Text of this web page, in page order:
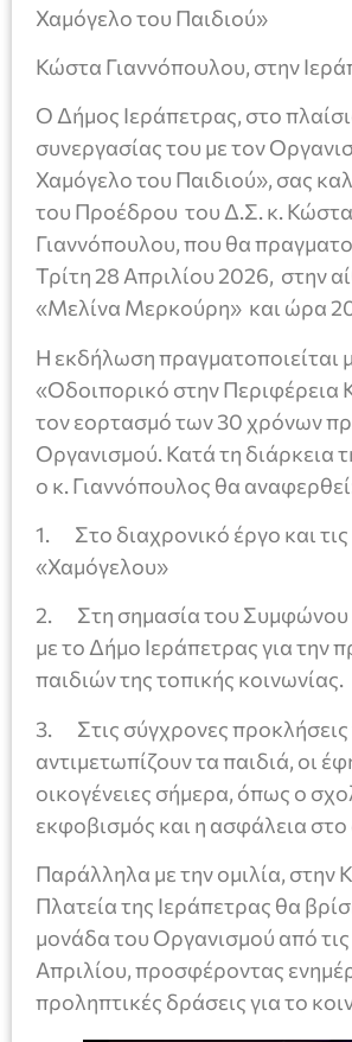
Χαμόγελο του Παιδιού»
Κώστα Γιαννόπουλου, στην
Ο Δήμος Ιεράπετρας, στο
συνεργασίας του με τον
Χαμόγελο του Παιδιού», σας
του Προέδρου του Δ.Σ. κ. Κώστα
Γιαννόπουλου, που θα
Τρίτη 28 Απριλίου 2026, στην
«Μελίνα Μερκούρη» και ώρα
Η εκδήλωση πραγματοποιείται
«Οδοιπορικό στην Περιφέρεια
τον εορτασμό των 30 χρόνων
Οργανισμού. Κατά τη διάρκεια
ο κ. Γιαννόπουλος θα
1. Στο διαχρονικό έργο και τις
«Χαμόγελου»
2. Στη σημασία του Συμφώνου
με το Δήμο Ιεράπετρας για την
παιδιών της τοπικής κοινωνίας.
3. Στις σύγχρονες
αντιμετωπίζουν τα παιδιά, οι
οικογένειες σήμερα, όπως ο
εκφοβισμός και η ασφάλεια στο
Παράλληλα με την ομιλία, στην
Πλατεία της Ιεράπετρας θα
μονάδα του Οργανισμού από τις
Απριλίου, προσφέροντας
προληπτικές δράσεις για το